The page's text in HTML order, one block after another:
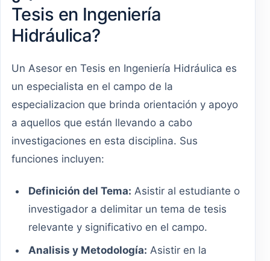
Tesis en Ingeniería
Hidráulica?
Un Asesor en Tesis en Ingeniería Hidráulica es
un especialista en el campo de la
especializacion que brinda orientación y apoyo
a aquellos que están llevando a cabo
investigaciones en esta disciplina. Sus
funciones incluyen:
Definición del Tema: Asistir al estudiante o
investigador a delimitar un tema de tesis
relevante y significativo en el campo.
Analisis y Metodología: Asistir en la